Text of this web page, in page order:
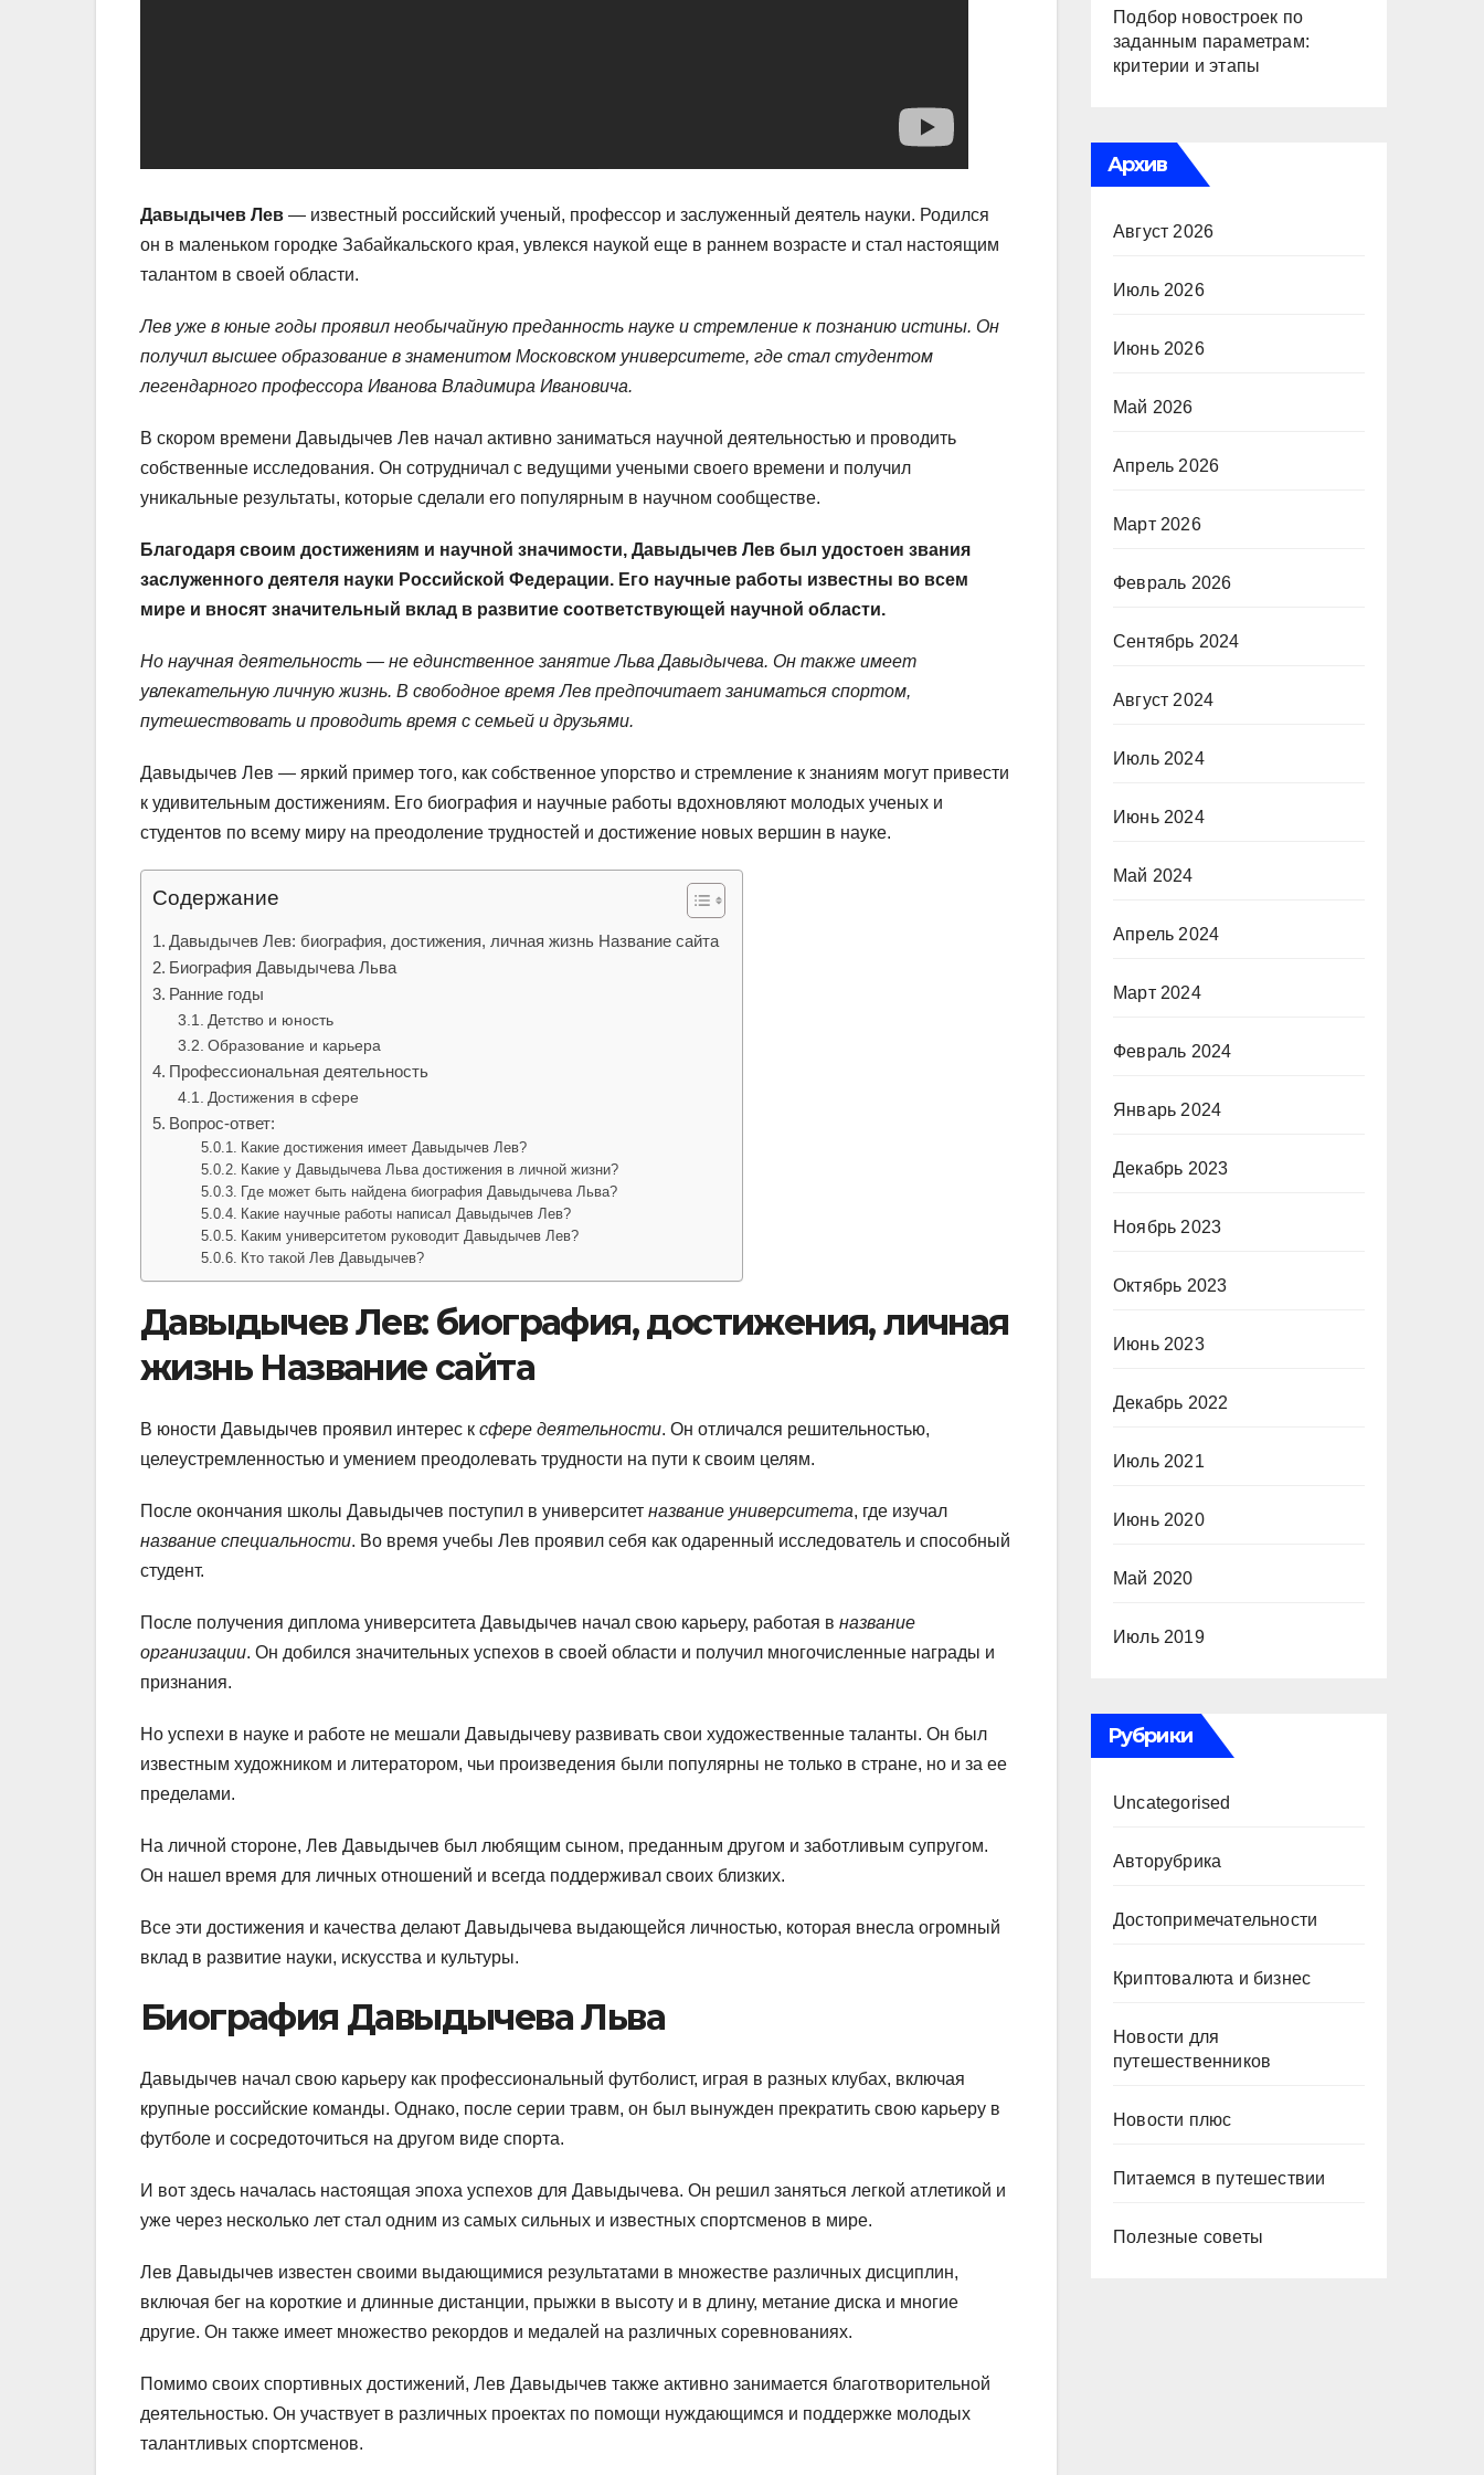
Давыдычев Лев — известный российский ученый, профессор и заслуженный деятель науки. Родился
он в маленьком городке Забайкальского края, увлекся наукой еще в раннем возрасте и стал настоящим
талантом в своей области.
Лев уже в юные годы проявил необычайную преданность науке и стремление к познанию истины. Он
получил высшее образование в знаменитом Московском университете, где стал студентом
легендарного профессора Иванова Владимира Ивановича.
В скором времени Давыдычев Лев начал активно заниматься научной деятельностью и проводить
собственные исследования. Он сотрудничал с ведущими учеными своего времени и получил
уникальные результаты, которые сделали его популярным в научном сообществе.
Благодаря своим достижениям и научной значимости, Давыдычев Лев был удостоен звания
заслуженного деятеля науки Российской Федерации. Его научные работы известны во всем
мире и вносят значительный вклад в развитие соответствующей научной области.
Но научная деятельность — не единственное занятие Льва Давыдычева. Он также имеет
увлекательную личную жизнь. В свободное время Лев предпочитает заниматься спортом,
путешествовать и проводить время с семьей и друзьями.
Давыдычев Лев — яркий пример того, как собственное упорство и стремление к знаниям могут привести
к удивительным достижениям. Его биография и научные работы вдохновляют молодых ученых и
студентов по всему миру на преодоление трудностей и достижение новых вершин в науке.
Содержание
Давыдычев Лев: биография, достижения, личная жизнь Название сайта
Биография Давыдычева Льва
Ранние годы
Детство и юность
Образование и карьера
Профессиональная деятельность
Достижения в сфере
Вопрос-ответ:
Какие достижения имеет Давыдычев Лев?
Какие у Давыдычева Льва достижения в личной жизни?
Где может быть найдена биография Давыдычева Льва?
Какие научные работы написал Давыдычев Лев?
Каким университетом руководит Давыдычев Лев?
Кто такой Лев Давыдычев?
Давыдычев Лев: биография, достижения, личная
жизнь Название сайта
В юности Давыдычев проявил интерес к сфере деятельности. Он отличался решительностью,
целеустремленностью и умением преодолевать трудности на пути к своим целям.
После окончания школы Давыдычев поступил в университет название университета, где изучал
название специальности. Во время учебы Лев проявил себя как одаренный исследователь и способный
студент.
После получения диплома университета Давыдычев начал свою карьеру, работая в название
организации. Он добился значительных успехов в своей области и получил многочисленные награды и
признания.
Но успехи в науке и работе не мешали Давыдычеву развивать свои художественные таланты. Он был
известным художником и литератором, чьи произведения были популярны не только в стране, но и за ее
пределами.
На личной стороне, Лев Давыдычев был любящим сыном, преданным другом и заботливым супругом.
Он нашел время для личных отношений и всегда поддерживал своих близких.
Все эти достижения и качества делают Давыдычева выдающейся личностью, которая внесла огромный
вклад в развитие науки, искусства и культуры.
Биография Давыдычева Льва
Давыдычев начал свою карьеру как профессиональный футболист, играя в разных клубах, включая
крупные российские команды. Однако, после серии травм, он был вынужден прекратить свою карьеру в
футболе и сосредоточиться на другом виде спорта.
И вот здесь началась настоящая эпоха успехов для Давыдычева. Он решил заняться легкой атлетикой и
уже через несколько лет стал одним из самых сильных и известных спортсменов в мире.
Лев Давыдычев известен своими выдающимися результатами в множестве различных дисциплин,
включая бег на короткие и длинные дистанции, прыжки в высоту и в длину, метание диска и многие
другие. Он также имеет множество рекордов и медалей на различных соревнованиях.
Помимо своих спортивных достижений, Лев Давыдычев также активно занимается благотворительной
деятельностью. Он участвует в различных проектах по помощи нуждающимся и поддержке молодых
талантливых спортсменов.
Подбор новостроек по
заданным параметрам:
критерии и этапы
Архив
Август 2026
Июль 2026
Июнь 2026
Май 2026
Апрель 2026
Март 2026
Февраль 2026
Сентябрь 2024
Август 2024
Июль 2024
Июнь 2024
Май 2024
Апрель 2024
Март 2024
Февраль 2024
Январь 2024
Декабрь 2023
Ноябрь 2023
Октябрь 2023
Июнь 2023
Декабрь 2022
Июль 2021
Июнь 2020
Май 2020
Июль 2019
Рубрики
Uncategorised
Авторубрика
Достопримечательности
Криптовалюта и бизнес
Новости для
путешественников
Новости плюс
Питаемся в путешествии
Полезные советы